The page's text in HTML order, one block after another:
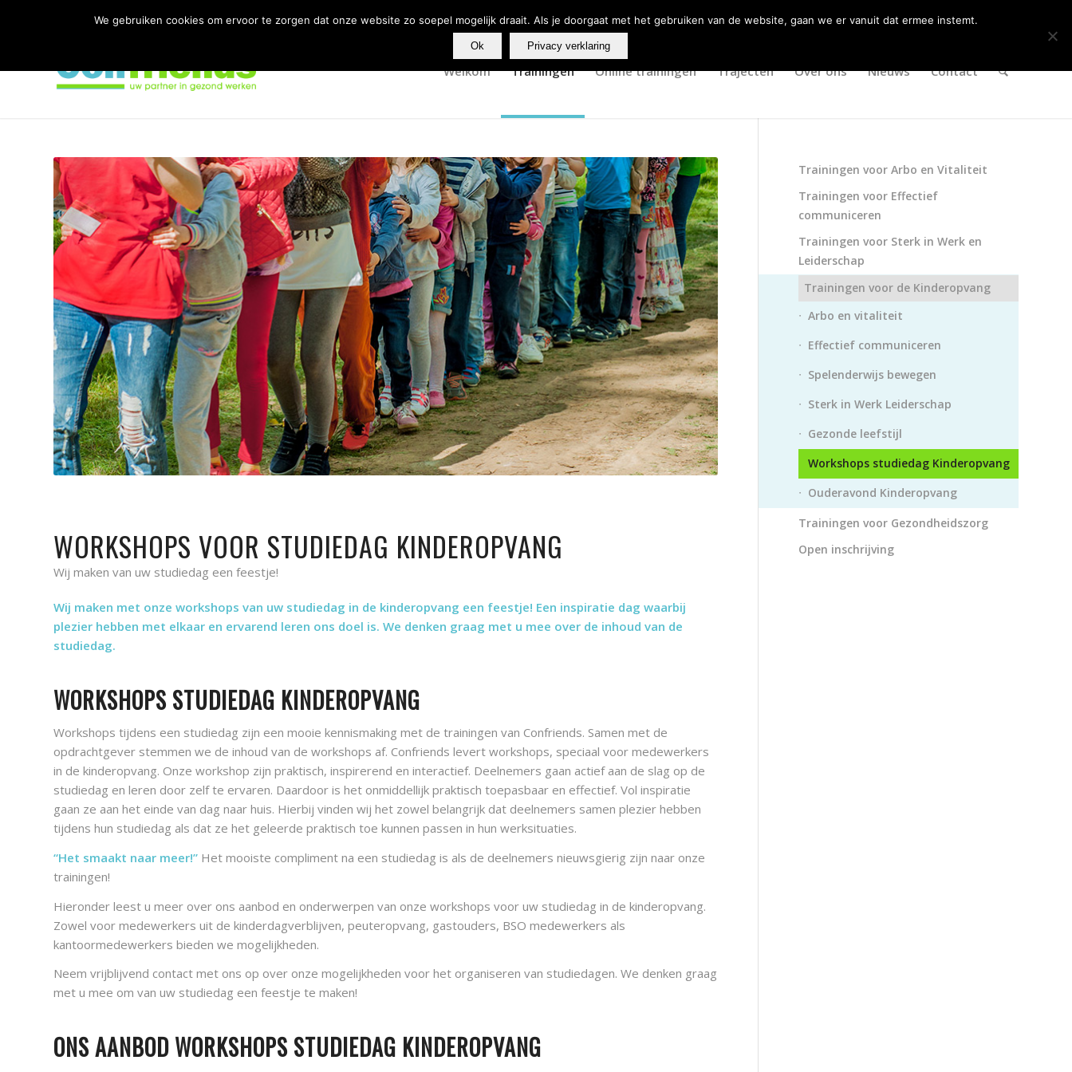
Welkom Trainingen Online trainingen Trajecten Over ons Nieuws Contact
WORKSHOPS VOOR STUDIEDAG KINDEROPVANG
Wij maken van uw studiedag een feestje!
Wij maken met onze workshops van uw studiedag in de kinderopvang een feestje! Een inspiratie dag waarbij
plezier hebben met elkaar en ervarend leren ons doel is. We denken graag met u mee over de inhoud van de
studiedag.
WORKSHOPS STUDIEDAG KINDEROPVANG
Workshops tijdens een studiedag zijn een mooie kennismaking met de trainingen van Confriends. Samen met de
opdrachtgever stemmen we de inhoud van de workshops af. Confriends levert workshops, speciaal voor medewerkers
in de kinderopvang. Onze workshop zijn praktisch, inspirerend en interactief. Deelnemers gaan actief aan de slag op de
studiedag en leren door zelf te ervaren. Daardoor is het onmiddellijk praktisch toepasbaar en effectief. Vol inspiratie
gaan ze aan het einde van dag naar huis. Hierbij vinden wij het zowel belangrijk dat deelnemers samen plezier hebben
tijdens hun studiedag als dat ze het geleerde praktisch toe kunnen passen in hun werksituaties.
“Het smaakt naar meer!” Het mooiste compliment na een studiedag is als de deelnemers nieuwsgierig zijn naar onze
trainingen!
Hieronder leest u meer over ons aanbod en onderwerpen van onze workshops voor uw studiedag in de kinderopvang.
Zowel voor medewerkers uit de kinderdagverblijven, peuteropvang, gastouders, BSO medewerkers als
kantoormedewerkers bieden we mogelijkheden.
Neem vrijblijvend contact met ons op over onze mogelijkheden voor het organiseren van studiedagen. We denken graag
met u mee om van uw studiedag een feestje te maken!
ONS AANBOD WORKSHOPS STUDIEDAG KINDEROPVANG
Trainingen voor Arbo en Vitaliteit
Trainingen voor Effectief
communiceren
Trainingen voor Sterk in Werk en
Leiderschap
Trainingen voor de Kinderopvang
Arbo en vitaliteit
Effectief communiceren
Spelenderwijs bewegen
Sterk in Werk Leiderschap
Gezonde leefstijl
Workshops studiedag Kinderopvang
Ouderavond Kinderopvang
Trainingen voor Gezondheidszorg
Open inschrijving
We gebruiken cookies om ervoor te zorgen dat onze website zo soepel mogelijk draait. Als je doorgaat met het gebruiken van de website, gaan we er vanuit dat ermee instemt.
Ok Privacy verklaring